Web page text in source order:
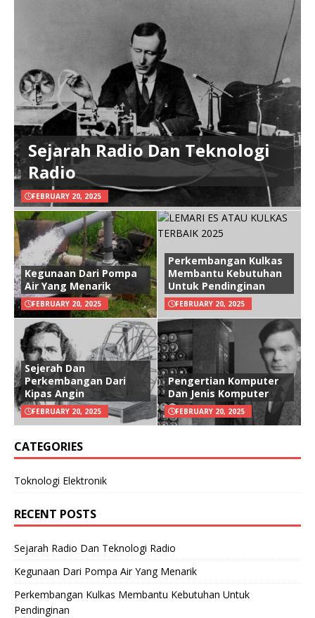
Sejarah Radio Dan Teknologi
Radio
FEBRUARY 20, 2025
Kegunaan Dari Pompa
Air Yang Menarik
FEBRUARY 20, 2025
Perkembangan Kulkas
Membantu Kebutuhan
Untuk Pendinginan
FEBRUARY 20, 2025
Sejerah Dan
Perkembangan Dari
Kipas Angin
FEBRUARY 20, 2025
Pengertian Komputer
Dan Jenis Komputer
FEBRUARY 20, 2025
CATEGORIES
Toknologi Elektronik
RECENT POSTS
Sejarah Radio Dan Teknologi Radio
Kegunaan Dari Pompa Air Yang Menarik
Perkembangan Kulkas Membantu Kebutuhan Untuk
Pendinginan